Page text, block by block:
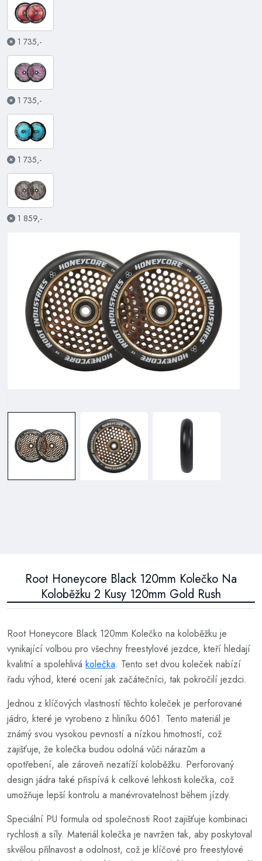
1 735,-
1 735,-
1 735,-
1 859,-
Root Honeycore Black 120mm Kolečko Na
Koloběžku 2 Kusy 120mm Gold Rush
Root Honeycore Black 120mm Kolečko na koloběžku je
vynikající volbou pro všechny freestylové jezdce, kteří hledají
kvalitní a spolehlivá kolečka. Tento set dvou koleček nabízí
řadu výhod, které ocení jak začátečníci, tak pokročilí jezdci.
Jednou z klíčových vlastností těchto koleček je perforované
jádro, které je vyrobeno z hliníku 6061. Tento materiál je
známý svou vysokou pevností a nízkou hmotností, což
zajišťuje, že kolečka budou odolná vůči nárazům a
opotřebení, ale zároveň nezatíží koloběžku. Perforovaný
design jádra také přispívá k celkové lehkosti kolečka, což
umožňuje lepší kontrolu a manévrovatelnost během jízdy.
Speciální PU formula od společnosti Root zajišťuje kombinaci
rychlosti a síly. Materiál kolečka je navržen tak, aby poskytoval
skvělou přilnavost a odolnost, což je klíčové pro freestylové